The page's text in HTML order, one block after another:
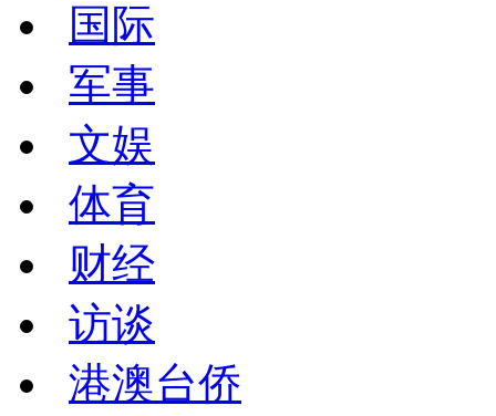
国际
军事
文娱
体育
财经
访谈
港澳台侨